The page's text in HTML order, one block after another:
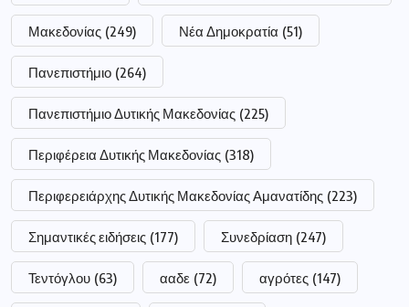
Μακεδονίας (249) Νέα Δημοκρατία (51)
Πανεπιστήμιο (264)
Πανεπιστήμιο Δυτικής Μακεδονίας (225)
Περιφέρεια Δυτικής Μακεδονίας (318)
Περιφερειάρχης Δυτικής Μακεδονίας Αμανατίδης (223)
Σημαντικές ειδήσεις (177) Συνεδρίαση (247)
Τεντόγλου (63) ααδε (72) αγρότες (147)